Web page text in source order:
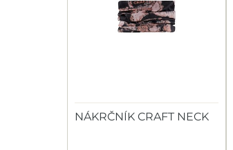
NÁKRČNÍK CRAFT NECK